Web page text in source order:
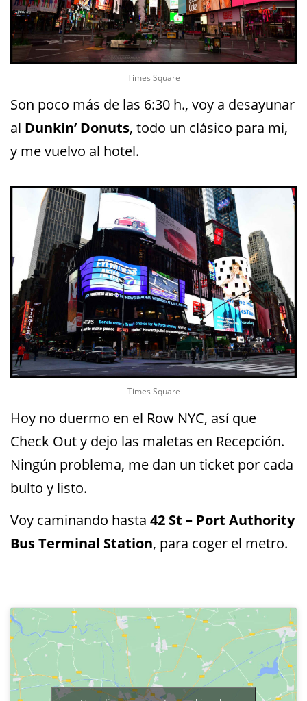
Times Square
Son poco más de las 6:30 h., voy a desayunar
al Dunkin’ Donuts, todo un clásico para mi,
y me vuelvo al hotel.
Times Square
Hoy no duermo en el Row NYC, así que
Check Out y dejo las maletas en Recepción.
Ningún problema, me dan un ticket por cada
bulto y listo.
Voy caminando hasta 42 St – Port Authority
Bus Terminal Station, para coger el metro.